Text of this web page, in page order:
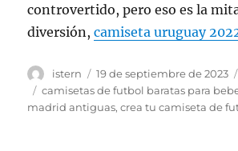
controvertido, pero eso es la
diversión,camiseta uruguay
Autor
istern
Publicado
el
19 de septiembre de 2023
Etiquetas
camisetas de futbol baratas para
madrid antiguas,crea tu camiseta de